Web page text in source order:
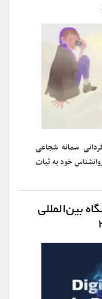
سمانه شجاعی
خود به ثبات
بین‌المللی